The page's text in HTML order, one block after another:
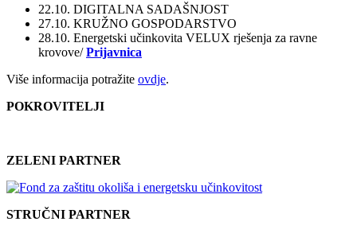
22.10. DIGITALNA SADAŠNJOST
27.10. KRUŽNO GOSPODARSTVO
28.10. Energetski učinkovita VELUX rješenja za ravne
krovove/Prijavnica
Više informacija potražite ovdje.
POKROVITELJI
ZELENI PARTNER
STRUČNI PARTNER